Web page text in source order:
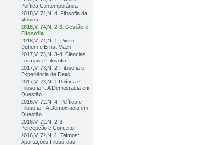
Política Contemporânea
2018,V. 74,N. 4, Filosofia da
Música
2018,V. 74,N. 2-3, Gestão e
Filosofia
2018,V. 74,N. 1, Pierre
Duhem e Ernst Mach
2017,V. 73,N. 3-4, Ciências
Formais e Filosofia
2017,V. 73,N. 2, Filosofia e
Experiência de Deus
2017,V. 73,N. 1,Política e
Filosofia II: A Democracia em
Questão
2016,V. 72,N. 4, Política e
Filosofia I: A Democracia em
Questão
2016,V. 72,N. 2-3,
Percepção e Conceito
2016,V. 72,N. 1, Teímos:
Aportações Filosóficas